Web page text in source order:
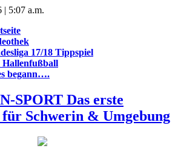
| 5:07 a.m.
17/18 Tippspiel
Hallenfußball
begann….
SPORT Das erste
Schwerin & Umgebung